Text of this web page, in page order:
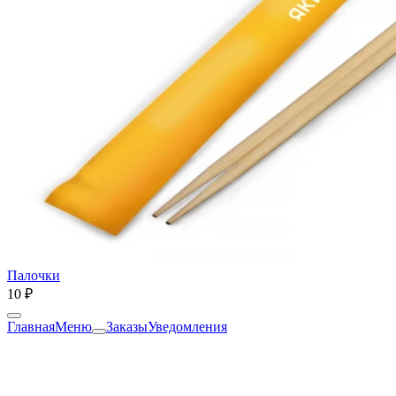
Палочки
10 ₽
ГлавнаяМеню ЗаказыУведомления